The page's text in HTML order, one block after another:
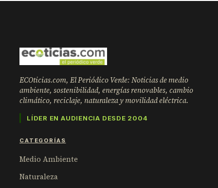
ECOticias.com, El Periódico Verde: Noticias de medio
ambiente, sostenibilidad, energías renovables, cambio
climático, reciclaje, naturaleza y movilidad eléctrica.
LÍDER EN AUDIENCIA DESDE 2004
CATEGORÍAS
Medio Ambiente
Naturaleza